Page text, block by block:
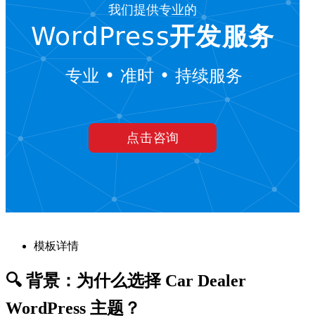
模板详情
🔍 背景：为什么选择 Car Dealer
WordPress 主题？